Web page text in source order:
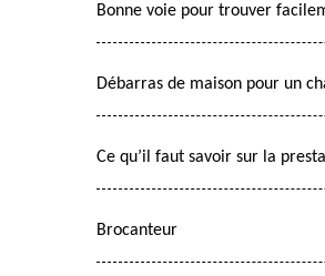
Bonne voie pour trouver
Débarras de maison pour un
Ce qu’il faut savoir sur la
Brocanteur